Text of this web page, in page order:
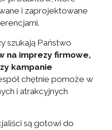
i zaprojektowane
szukają Państwo
na imprezy firmowe,
kampanie
chętnie pomoże w
i atrakcyjnych
są gotowi do